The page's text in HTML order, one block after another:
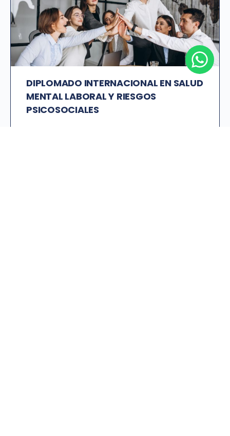
DIPLOMADO INTERNACIONAL EN SALUD
MENTAL LABORAL Y RIESGOS
PSICOSOCIALES